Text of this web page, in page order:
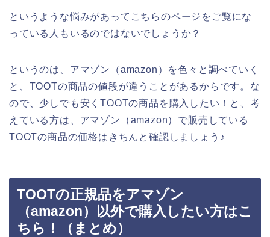
というような悩みがあってこちらのページをご覧にな
っている人もいるのではないでしょうか？
というのは、アマゾン（amazon）を色々と調べていく
と、TOOTの商品の値段が違うことがあるからです。な
ので、少しでも安くTOOTの商品を購入したい！と、考
えている方は、アマゾン（amazon）で販売している
TOOTの商品の価格はきちんと確認しましょう♪
TOOTの正規品をアマゾン
（amazon）以外で購入したい方はこ
ちら！（まとめ）